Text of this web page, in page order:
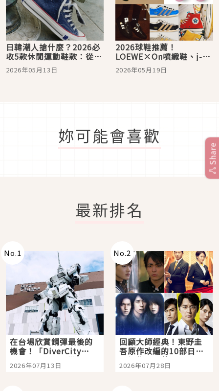
日韓潮人搶什麼？2026必
收5款休閒運動鞋款：從
MMY解構鞋、NB元祖灰到
adidas Originals 薄底
2026年05月13日
2026球鞋推薦！
LOEWE×On噴織鞋、j-
hope粉鞋、Converse萌
寵鞋，日韓限量清單爆紅
2026年05月19日
妳可能會喜歡
最新排名
No.1
在台場欣賞鋼彈最後的
機會！「DiverCity
Tokyo Plaza」搭船、
購物、美食及夜景，一
2026年07月13日
No.2
回顧大師經典！東野圭
吾原作改編的10部日本
影視作品推薦
2026年07月28日
Share